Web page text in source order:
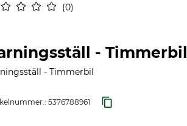
0
- Timmerbil
- Timmerbil
5376788961